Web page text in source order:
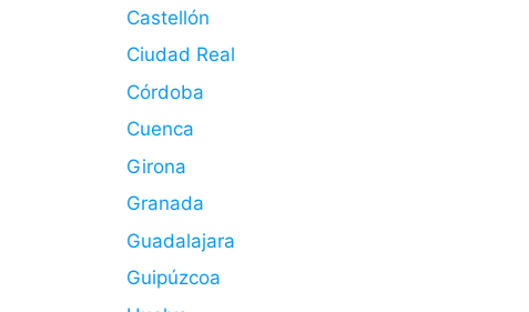
Castellón
Ciudad Real
Córdoba
Cuenca
Girona
Granada
Guadalajara
Guipúzcoa